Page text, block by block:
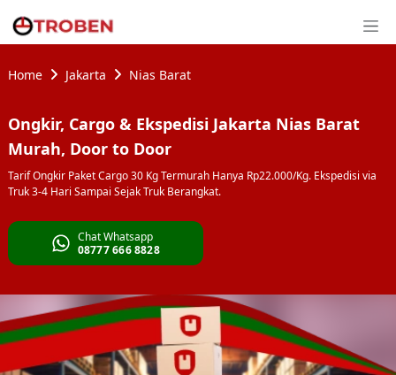
Home Jakarta Nias Barat
Ongkir, Cargo & Ekspedisi Jakarta Nias Barat
Murah, Door to Door
Tarif Ongkir Paket Cargo 30 Kg Termurah Hanya Rp22.000/Kg. Ekspedisi via
Truk 3-4 Hari Sampai Sejak Truk Berangkat.
Chat Whatsapp
08777 666 8828